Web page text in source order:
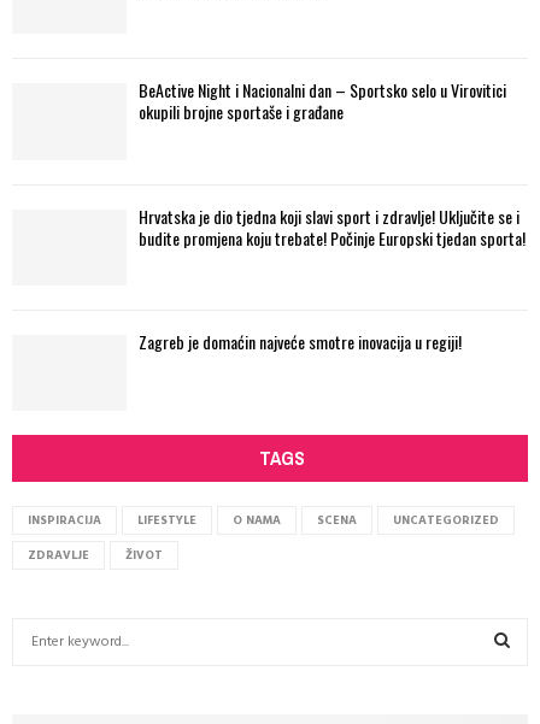
BeActive Night i Nacionalni dan – Sportsko selo u Virovitici
okupili brojne sportaše i građane
Hrvatska je dio tjedna koji slavi sport i zdravlje! Uključite se i
budite promjena koju trebate! Počinje Europski tjedan sporta!
Zagreb je domaćin najveće smotre inovacija u regiji!
TAGS
INSPIRACIJA LIFESTYLE O NAMA SCENA
UNCATEGORIZED
ZDRAVLJE
ŽIVOT